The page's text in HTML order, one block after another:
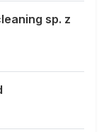
sp. z